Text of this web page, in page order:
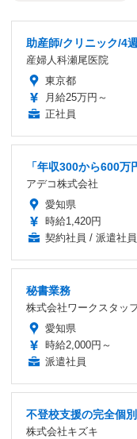
助産師/クリニック/4
産婦人科瀬尾医院
東京都
月給25万円～
正社員
「年収300から600
アデコ株式会社
愛知県
時給1,420円
契約社員 / 派遣社員
秘書業務
株式会社ワークスタッ
愛知県
時給2,000円～
派遣社員
不登校支援の完全個
株式会社キズキ